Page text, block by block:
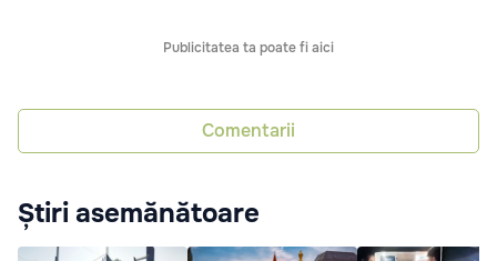
Publicitatea ta poate fi aici
Comentarii
Știri asemănătoare